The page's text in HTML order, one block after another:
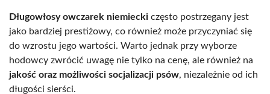
Długowłosy owczarek niemiecki często postrzegany jest
jako bardziej prestiżowy, co również może przyczyniać się
do wzrostu jego wartości. Warto jednak przy wyborze
hodowcy zwrócić uwagę nie tylko na cenę, ale również na
jakość oraz możliwości socjalizacji psów, niezależnie od ich
długości sierści.